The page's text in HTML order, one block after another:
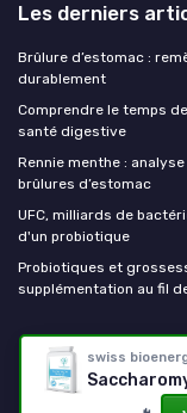
swiss
Les derniers
Brûlure d’estomac :
durablement
Comprendre le temps
santé digestive
Rennie menthe :
brûlures d’estomac
UFC, milliards de
d'un probiotique
Probiotiques et
supplémentation au fil
Mes probiotiques